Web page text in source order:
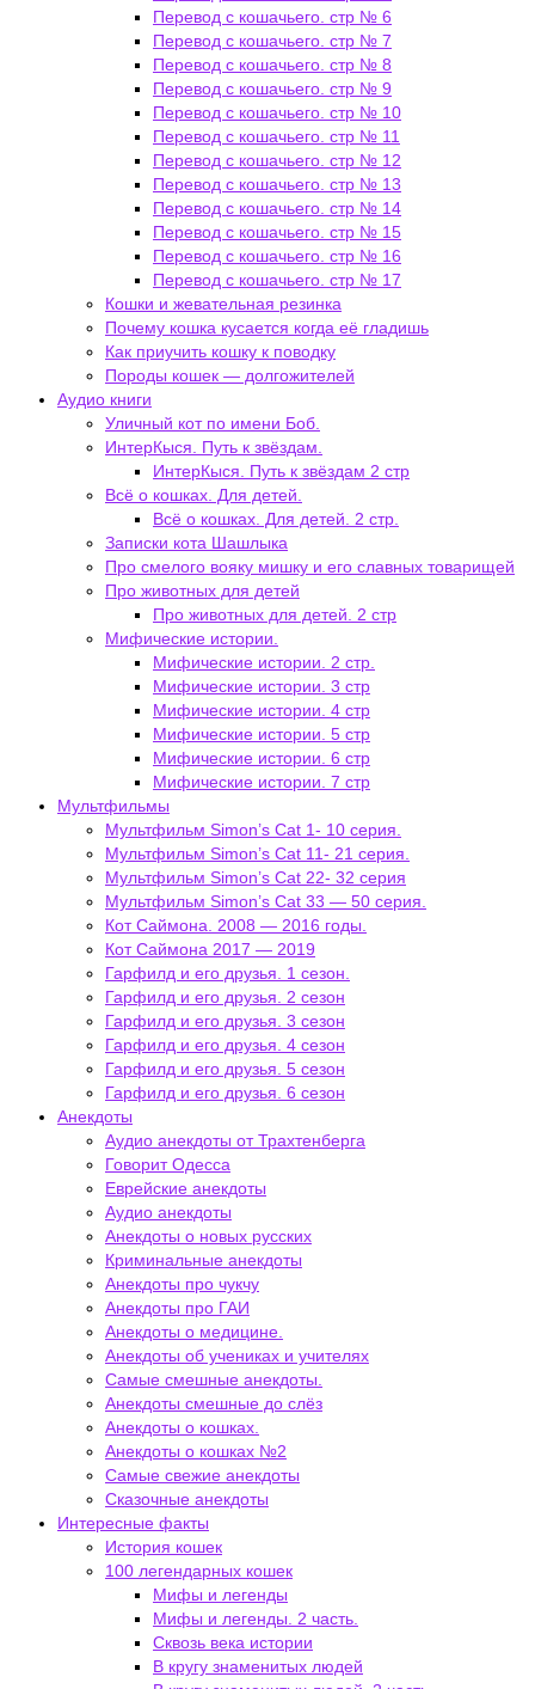
Перевод с кошачьего. стр № 6
Перевод с кошачьего. стр № 7
Перевод с кошачьего. стр № 8
Перевод с кошачьего. стр № 9
Перевод с кошачьего. стр № 10
Перевод с кошачьего. стр № 11
Перевод с кошачьего. стр № 12
Перевод с кошачьего. стр № 13
Перевод с кошачьего. стр № 14
Перевод с кошачьего. стр № 15
Перевод с кошачьего. стр № 16
Перевод с кошачьего. стр № 17
Кошки и жевательная резинка
Почему кошка кусается когда её гладишь
Как приучить кошку к поводку
Породы кошек — долгожителей
Аудио книги
Уличный кот по имени Боб.
ИнтерКыся. Путь к звёздам.
ИнтерКыся. Путь к звёздам 2 стр
Всё о кошках. Для детей.
Всё о кошках. Для детей. 2 стр.
Записки кота Шашлыка
Про смелого вояку мишку и его славных товарищей
Про животных для детей
Про животных для детей. 2 стр
Мифические истории.
Мифические истории. 2 стр.
Мифические истории. 3 стр
Мифические истории. 4 стр
Мифические истории. 5 стр
Мифические истории. 6 стр
Мифические истории. 7 стр
Мультфильмы
Мультфильм Simon’s Cat 1- 10 серия.
Мультфильм Simon’s Cat 11- 21 серия.
Мультфильм Simon’s Cat 22- 32 серия
Мультфильм Simon’s Cat 33 — 50 серия.
Кот Саймона. 2008 — 2016 годы.
Кот Саймона 2017 — 2019
Гарфилд и его друзья. 1 сезон.
Гарфилд и его друзья. 2 сезон
Гарфилд и его друзья. 3 сезон
Гарфилд и его друзья. 4 сезон
Гарфилд и его друзья. 5 сезон
Гарфилд и его друзья. 6 сезон
Анекдоты
Аудио анекдоты от Трахтенберга
Говорит Одесса
Еврейские анекдоты
Аудио анекдоты
Анекдоты о новых русских
Криминальные анекдоты
Анекдоты про чукчу
Анекдоты про ГАИ
Анекдоты о медицине.
Анекдоты об учениках и учителях
Самые смешные анекдоты.
Анекдоты смешные до слёз
Анекдоты о кошках.
Анекдоты о кошках №2
Самые свежие анекдоты
Сказочные анекдоты
Интересные факты
История кошек
100 легендарных кошек
Мифы и легенды
Мифы и легенды. 2 часть.
Сквозь века истории
В кругу знаменитых людей